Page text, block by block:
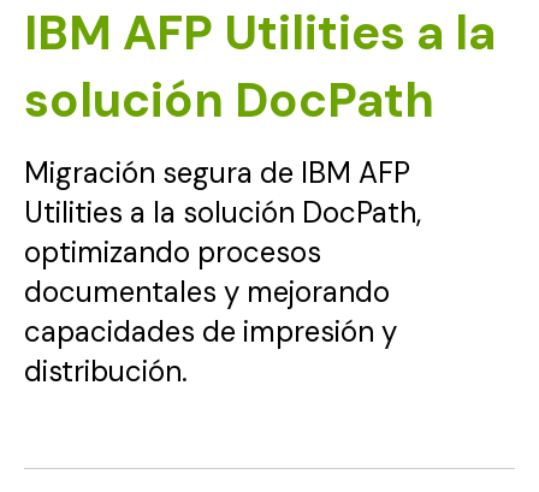
IBM AFP Utilities a la
solución DocPath
Migración segura de IBM AFP
Utilities a la solución DocPath,
optimizando procesos
documentales y mejorando
capacidades de impresión y
distribución.